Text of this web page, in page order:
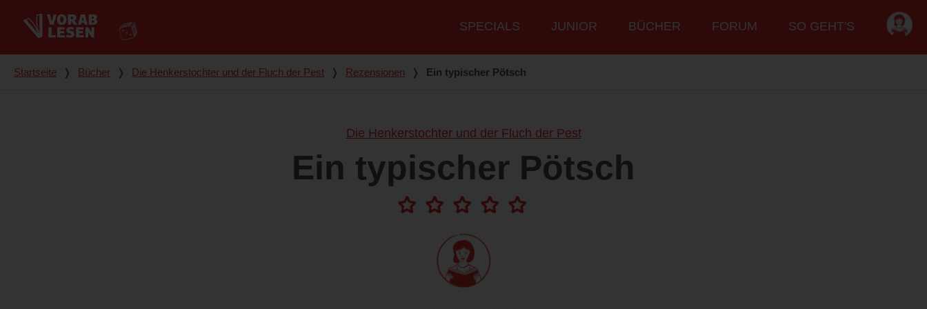
Hauptmenü
SPECIALS JUNIOR BÜCHER FORUM SO GEHT'S
Du bist hier
Startseite ❭ Bücher ❭ Die Henkerstochter und der Fluch der Pest ❭ Rezensionen ❭ Ein typischer Pötsch
Die Henkerstochter und der Fluch der Pest
Ein typischer Pötsch